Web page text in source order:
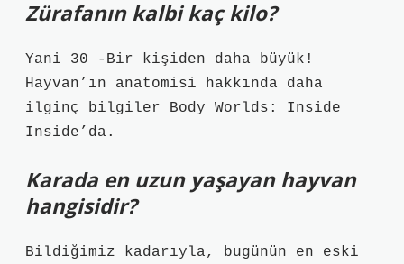
Zürafanın kalbi kaç kilo?
Yani 30 -Bir kişiden daha büyük!
Hayvan’ın anatomisi hakkında daha
ilginç bilgiler Body Worlds: Inside
Inside’da.
Karada en uzun yaşayan hayvan
hangisidir?
Bildiğimiz kadarıyla, bugünün en eski